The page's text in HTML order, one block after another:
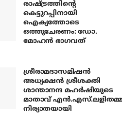
രാഷ്ട്രത്തിന്റെ
കെട്ടുറപ്പിനായി
ഐക്യത്തോടെ
ഒത്തുചേരണം: ഡോ.
മോഹന്‍ ഭാഗവത്
ശ്രീരാമദാസമിഷന്‍
അധ്യക്ഷന്‍ ശ്രീശക്തി
ശാന്താനന്ദ മഹര്‍ഷിയുടെ
മാതാവ്
നിര്യാതയായി